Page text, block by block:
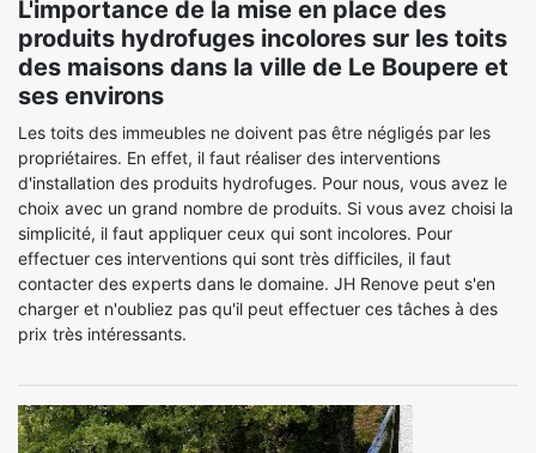
L'importance de la mise en place des
produits hydrofuges incolores sur les toits
des maisons dans la ville de Le Boupere et
ses environs
Les toits des immeubles ne doivent pas être négligés par les
propriétaires. En effet, il faut réaliser des interventions
d'installation des produits hydrofuges. Pour nous, vous avez le
choix avec un grand nombre de produits. Si vous avez choisi la
simplicité, il faut appliquer ceux qui sont incolores. Pour
effectuer ces interventions qui sont très difficiles, il faut
contacter des experts dans le domaine. JH Renove peut s'en
charger et n'oubliez pas qu'il peut effectuer ces tâches à des
prix très intéressants.